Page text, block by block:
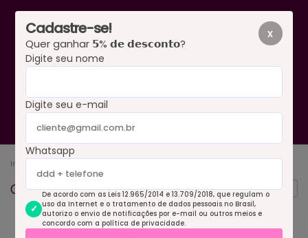
Início
Óleos Essenciais FILTRAR
x
Cadastre-se!
Quer ganhar 𝟱% 𝗱𝗲 𝗱𝗲𝘀𝗰𝗼𝗻𝘁𝗼?
Digite seu nome
Digite seu e-mail
Whatsapp
De acordo com as Leis 12.965/2014 e 13.709/2018, que regulam o
uso da Internet e o tratamento de dados pessoais no Brasil,
autorizo o envio de notificações por e-mail ou outros meios e
concordo com a política de privacidade.